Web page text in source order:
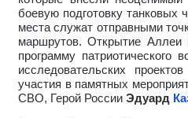
боевую подготовку танковых
места служат отправными
маршрутов. Открытие Аллеи
программу патриотического
исследовательских
участия в памятных
СВО, Герой России Эдуард